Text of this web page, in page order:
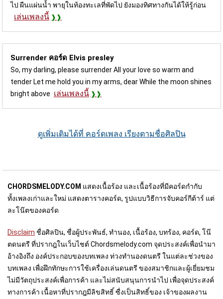
ไป ผืนแผ่นน้ำ พายุในท้องทะเลที่พัดไป ยังมองทิศทางกันได้ให้รู้ก่อน
เล่นเพลงนี้
Surrender คอร์ด Elvis presley
So, my darling, please surrender All your love so warm and
tender Let me hold you in my arms, dear While the moon shines
bright above เล่นเพลงนี้
ดูเพิ่มเติมได้ที่ คอร์ดเพลง เรียงตามชื่อศิลปิน
CHORDSMELODY.COM แสดงเนื้อร้อง และเนื้อร้องที่มีคอร์ดกำกับ
ทั้งเพลงเก่าและใหม่ แสดงตารางคอร์ด, รูปแบบวิธีการจับคอร์กีต้าร์ แต่
ละโน๊ตของคอร์ด
Disclaim ชื่อศิลปิน, ชื่อผู้ประพันธ์, ทำนอง, เนื้อร้อง, บทร้อง, คอร์ด, โน๊
ตดนตรี ที่ปรากฎในเว็บไชต์ Chordsmelody.com จุดประสงค์เพื่อนำมา
อ้างอิงถึง องค์ประกอบของบทเพลง ท่วงทำนองดนตรี ในแต่ละช่วงของ
บทเพลง เพื่อฝึกทักษะการใช้เครื่องเล่นดนตรี ของสมาชิกและผู้เยี่ยมชม
ไม่มีวัตถุประสงค์เพื่อการค้า และไม่สนับสนุนการนำไป เพื่อจุดประสงค์
ทางการค้า เนื้อหาที่ปรากฎมีลิขสิทธิ์ ซื่งเป็นสิทธิ์ของ เจ้าของผลงาน